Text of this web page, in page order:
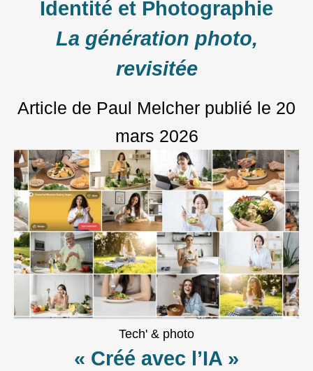
Identité et Photographie
La génération photo,
revisitée
Article de Paul Melcher publié le 20
mars 2026
Tech' & photo
« Créé avec l’IA »